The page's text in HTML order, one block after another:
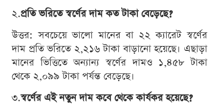
২.প্রতি ভরিতে স্বর্ণের দাম কত টাকা বেড়েছে?
উত্তর: সবচেয়ে ভালো মানের বা ২২ ক্যারেট স্বর্ণের
দাম প্রতি ভরিতে ২,২১৬ টাকা বাড়ানো হয়েছে। এছাড়া
মানের ভিত্তিতে অন্যান্য স্বর্ণের দামও ১,৪৫৮ টাকা
থেকে ২,০৯৯ টাকা পর্যন্ত বেড়েছে।
৩.স্বর্ণের এই নতুন দাম কবে থেকে কার্যকর হয়েছে?